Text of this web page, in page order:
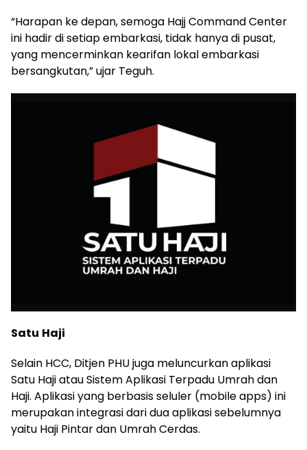
“Harapan ke depan, semoga Hajj Command Center
ini hadir di setiap embarkasi, tidak hanya di pusat,
yang mencerminkan kearifan lokal embarkasi
bersangkutan,” ujar Teguh.
Satu Haji
Selain HCC, Ditjen PHU juga meluncurkan aplikasi
Satu Haji atau Sistem Aplikasi Terpadu Umrah dan
Haji. Aplikasi yang berbasis seluler (mobile apps) ini
merupakan integrasi dari dua aplikasi sebelumnya
yaitu Haji Pintar dan Umrah Cerdas.